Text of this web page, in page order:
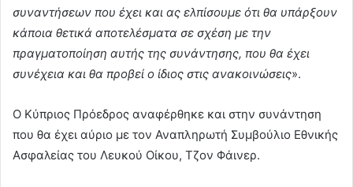
συναντήσεων που έχει και ας ελπίσουμε ότι θα υπάρξουν
κάποια θετικά αποτελέσματα σε σχέση με την
πραγματοποίηση αυτής της συνάντησης, που θα έχει
συνέχεια και θα προβεί ο ίδιος στις ανακοινώσεις».
Ο Κύπριος Πρόεδρος αναφέρθηκε και στην συνάντηση
που θα έχει αύριο με τον Αναπληρωτή Συμβούλιο Εθνικής
Ασφαλείας του Λευκού Οίκου, Τζον Φάινερ.